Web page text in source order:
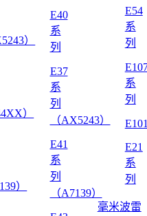
）
）
）
E40
系
列
E37
系
列
（AX5243）
E41
系
列
（A7139）
E54
系
列
系
列
E21
系
列
毫米波雷